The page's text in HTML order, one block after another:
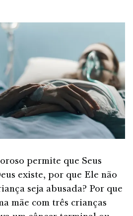
permite que Seus
existe, por que Ele não
seja abusada? Por que
mãe com três crianças